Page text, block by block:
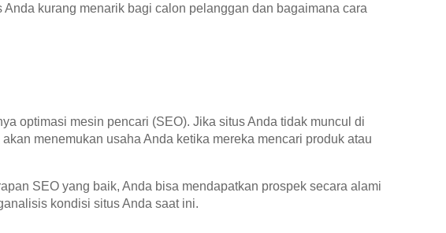
kurang menarik bagi calon pelanggan dan bagaimana cara
optimasi mesin pencari (SEO). Jika situs Anda tidak muncul di
menemukan usaha Anda ketika mereka mencari produk atau
SEO yang baik, Anda bisa mendapatkan prospek secara alami
kondisi situs Anda saat ini.